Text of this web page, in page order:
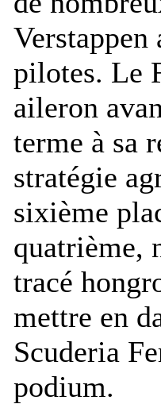
Verstappen
pilotes. Le
aileron
terme à sa
stratégie
sixième
quatrième,
tracé
mettre en
Scuderia
podium.